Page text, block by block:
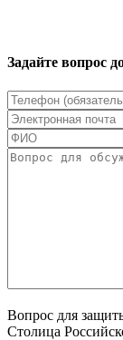
Задайте вопрос
Вопрос для
Столица